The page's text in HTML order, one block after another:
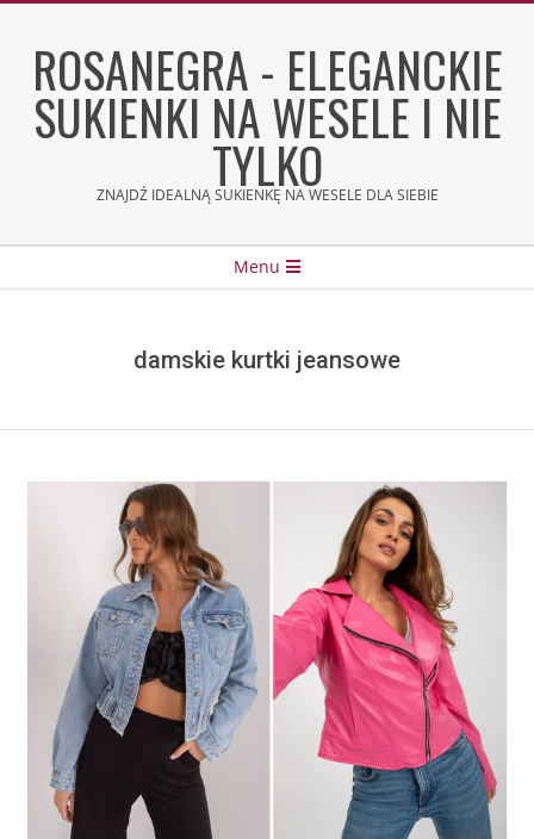
contentROSANEGRA - ELEGANCKIE
SUKIENKI NA WESELE I NIE
TYLKO
ZNAJDŹ IDEALNĄ SUKIENKĘ NA WESELE DLA SIEBIE
Menu
damskie kurtki jeansowe